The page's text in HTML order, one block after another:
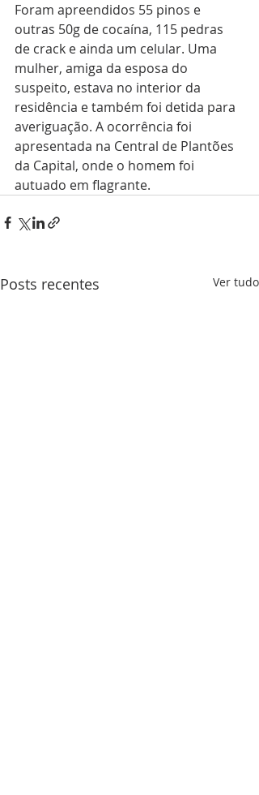
Foram apreendidos 55 pinos e
outras 50g de cocaína, 115 pedras
de crack e ainda um celular. Uma
mulher, amiga da esposa do
suspeito, estava no interior da
residência e também foi detida para
averiguação. A ocorrência foi
apresentada na Central de Plantões
da Capital, onde o homem foi
autuado em flagrante.
Posts recentes Ver tudo